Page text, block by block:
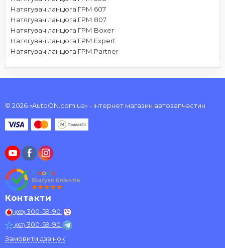
Натягувач ланцюга ГРМ 607
Натягувач ланцюга ГРМ 807
Натягувач ланцюга ГРМ Boxer
Натягувач ланцюга ГРМ Expert
Натягувач ланцюга ГРМ Partner
© 2026 «AutoON.com.ua» - інтернет магазин автозапчастин
Контакти
(099) 300-59-90
(067) 300-59-90
Замовити дзвінок